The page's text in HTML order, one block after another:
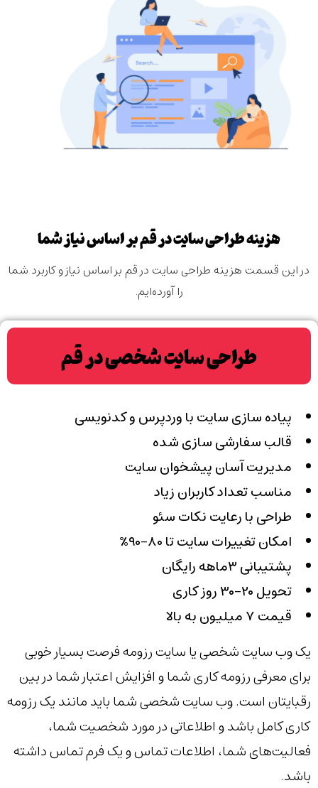
هزینه طراحی سایت در قم بر اساس نیاز شما
در این قسمت هزینه طراحی سایت در قم بر اساس نیاز و کاربرد شما
را آورده‌ایم.
طراحی سایت شخصی در قم
پیاده سازی سایت با وردپرس و کدنویسی
قالب سفارشی سازی شده
مدیریت آسان پیشخوان سایت
مناسب تعداد کاربران زیاد
طراحی با رعایت نکات سئو
امکان تغییرات سایت تا ۸۰-۹۰٪
پشتیبانی ۳ماهه رایگان
تحویل ۲۰-۳۰ روز کاری
قیمت ۷ میلیون به بالا
یک وب سایت شخصی یا سایت رزومه فرصت بسیار خوبی
برای معرفی رزومه کاری شما و افزایش اعتبار شما در بین
رقبایتان است. وب سایت شخصی شما باید مانند یک رزومه
کاری کامل باشد و اطلاعاتی در مورد شخصیت شما،
فعالیت‌های شما، اطلاعات تماس و یک فرم تماس داشته
باشد.